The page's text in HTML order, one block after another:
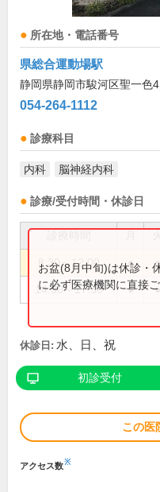
所在地・電話番号
県総合運動場駅
静岡県静岡市駿河区聖一色
054-264-1112
診療科目
内科 脳神経内科
診療/受付時間・休診日
8:30～12:00 ● ●
14:30～17:30 ● ●
お盆(8月中旬)は休診・
に必ず医療機関に直接
休診日: 水、日、祝
初診受付
この医
アクセス数※